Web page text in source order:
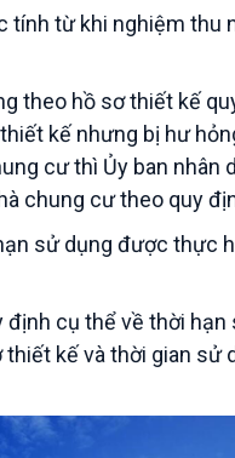
tính từ khi nghiệm thu
theo hồ sơ thiết kế
kế nhưng bị hư
cư thì Ủy ban
chung cư theo quy
sử dụng được thực
cụ thể về thời
kế và thời gian